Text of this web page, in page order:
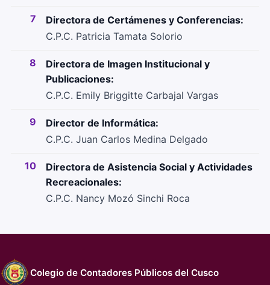
7
Directora de Certámenes y Conferencias:
C.P.C. Patricia Tamata Solorio
8
Directora de Imagen Institucional y
Publicaciones:
C.P.C. Emily Briggitte Carbajal Vargas
9
Director de Informática:
C.P.C. Juan Carlos Medina Delgado
10
Directora de Asistencia Social y Actividades
Recreacionales:
C.P.C. Nancy Mozó Sinchi Roca
Colegio de Contadores Públicos del Cusco